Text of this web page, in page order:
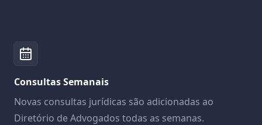
Consultas Semanais
Novas consultas jurídicas são adicionadas ao
Diretório de Advogados todas as semanas.